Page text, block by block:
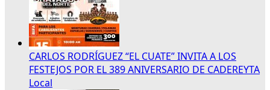
CARLOS RODRÍGUEZ “EL CUATE” INVITA A LOS
FESTEJOS POR EL 389 ANIVERSARIO DE CADEREYTA
Local